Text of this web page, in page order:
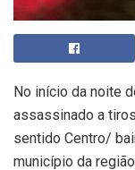
No início da noite
assassinado a
sentido Centro/
município da